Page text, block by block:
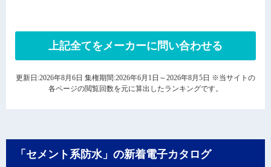
上記全てをメーカーに問い合わせる
更新日:2026年8月6日 集権期間:2026年6月1日～2026年8月5日 ※当サイトの
各ページの閲覧回数を元に算出したランキングです。
「セメント系防水」の新着電子カタログ